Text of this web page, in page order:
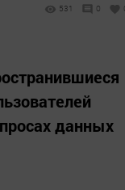
531 0
данных